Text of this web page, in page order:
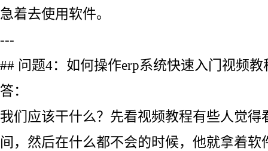
急着去使用软件。
---
## 问题4：如何操作erp系统快速入门视频教
答：
我们应该干什么？先看视频教程有些人觉得
间，然后在什么都不会的时候，他就拿着软